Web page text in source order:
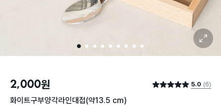
1 2 3 4 5 6 7 8 9
확대 보기
2,000원 별점 5.0점 5.0 (6)
화이트구부양각라인대접(약13.5 cm)